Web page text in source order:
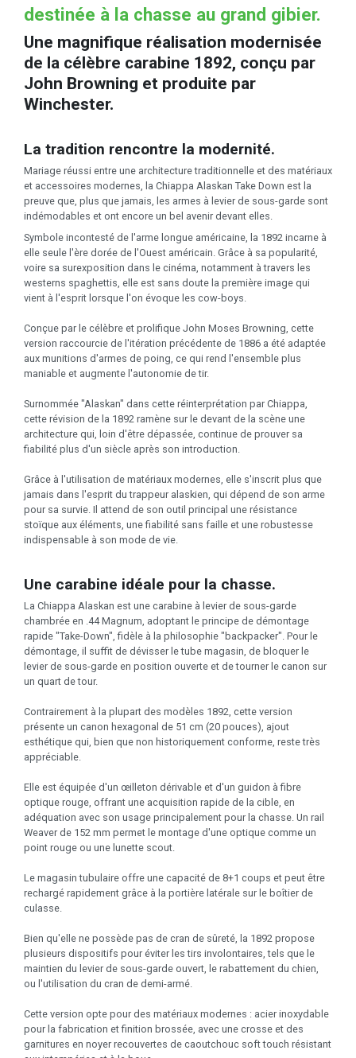
destinée à la chasse au grand gibier.
Une magnifique réalisation modernisée
de la célèbre carabine 1892, conçu par
John Browning et produite par
Winchester.
La tradition rencontre la modernité.
Mariage réussi entre une architecture traditionnelle et des matériaux
et accessoires modernes, la Chiappa Alaskan Take Down est la
preuve que, plus que jamais, les armes à levier de sous-garde sont
indémodables et ont encore un bel avenir devant elles.
Symbole incontesté de l'arme longue américaine, la 1892 incarne à
elle seule l'ère dorée de l'Ouest américain. Grâce à sa popularité,
voire sa surexposition dans le cinéma, notamment à travers les
westerns spaghettis, elle est sans doute la première image qui
vient à l'esprit lorsque l'on évoque les cow-boys.
Conçue par le célèbre et prolifique John Moses Browning, cette
version raccourcie de l'itération précédente de 1886 a été adaptée
aux munitions d'armes de poing, ce qui rend l'ensemble plus
maniable et augmente l'autonomie de tir.
Surnommée "Alaskan" dans cette réinterprétation par Chiappa,
cette révision de la 1892 ramène sur le devant de la scène une
architecture qui, loin d'être dépassée, continue de prouver sa
fiabilité plus d'un siècle après son introduction.
Grâce à l'utilisation de matériaux modernes, elle s'inscrit plus que
jamais dans l'esprit du trappeur alaskien, qui dépend de son arme
pour sa survie. Il attend de son outil principal une résistance
stoïque aux éléments, une fiabilité sans faille et une robustesse
indispensable à son mode de vie.
Une carabine idéale pour la chasse.
La Chiappa Alaskan est une carabine à levier de sous-garde
chambrée en .44 Magnum, adoptant le principe de démontage
rapide "Take-Down", fidèle à la philosophie "backpacker". Pour le
démontage, il suffit de dévisser le tube magasin, de bloquer le
levier de sous-garde en position ouverte et de tourner le canon sur
un quart de tour.
Contrairement à la plupart des modèles 1892, cette version
présente un canon hexagonal de 51 cm (20 pouces), ajout
esthétique qui, bien que non historiquement conforme, reste très
appréciable.
Elle est équipée d'un œilleton dérivable et d'un guidon à fibre
optique rouge, offrant une acquisition rapide de la cible, en
adéquation avec son usage principalement pour la chasse. Un rail
Weaver de 152 mm permet le montage d'une optique comme un
point rouge ou une lunette scout.
Le magasin tubulaire offre une capacité de 8+1 coups et peut être
rechargé rapidement grâce à la portière latérale sur le boîtier de
culasse.
Bien qu'elle ne possède pas de cran de sûreté, la 1892 propose
plusieurs dispositifs pour éviter les tirs involontaires, tels que le
maintien du levier de sous-garde ouvert, le rabattement du chien,
ou l'utilisation du cran de demi-armé.
Cette version opte pour des matériaux modernes : acier inoxydable
pour la fabrication et finition brossée, avec une crosse et des
garnitures en noyer recouvertes de caoutchouc soft touch résistant